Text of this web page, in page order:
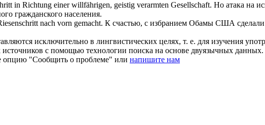
in Richtung einer willfährigen, geistig verarmten Gesellschaft. Но атака на
гражданского населения.
nach vorn gemacht. К счастью, с избранием Обамы США
исключительно в лингвистических целях, т. е. для изучения
источников с помощью технологии поиска на основе двуязычных
опцию "Сообщить о проблеме" или напишите нам